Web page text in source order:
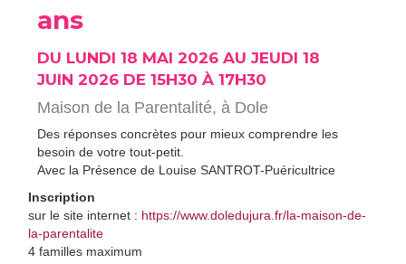
ans
DU LUNDI 18 MAI 2026 AU JEUDI 18
JUIN 2026 DE 15H30 À 17H30
Maison de la Parentalité, à Dole
Des réponses concrètes pour mieux comprendre les
besoin de votre tout-petit.
Avec la Présence de Louise SANTROT-Puéricultrice
Inscription
sur le site internet : https://www.doledujura.fr/la-maison-de-
la-parentalite
4 familles maximum